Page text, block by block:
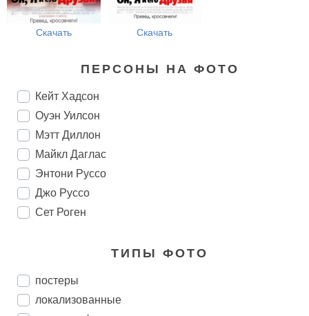
Скачать Скачать
ПЕРСОНЫ НА ФОТО
Кейт Хадсон
Оуэн Уилсон
Мэтт Диллон
Майкл Даглас
Энтони Руссо
Джо Руссо
Сет Роген
ТИПЫ ФОТО
постеры
локализованные